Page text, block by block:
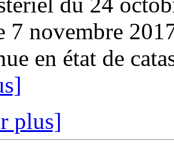
novembre
en état de
plus]